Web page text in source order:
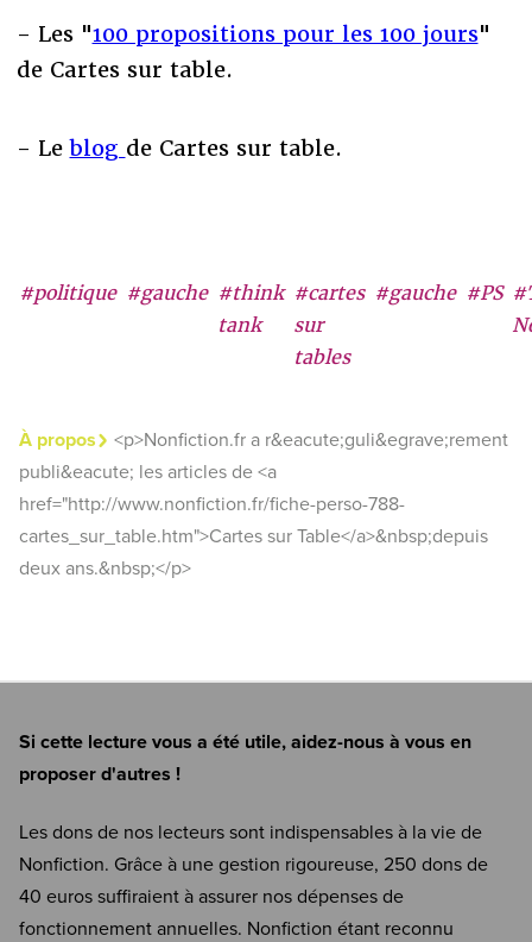
#politique #gauche #think
tank
#cartes
sur
tables
#gauche #PS
À propos
<p>Nonfiction.fr a r&eacute;guli&egrave;rement
publi&eacute; les articles de <a
href="http://www.nonfiction.fr/fiche-perso-788-
cartes_sur_table.htm">Cartes sur Table</a>&nbsp;depuis
deux ans.&nbsp;</p>
- Les "100 propositions pour les 100 jours"
de Cartes sur table.
- Leblog de Cartes sur table.
Si cette lecture vous a été utile, aidez-nous à vous en
proposer d'autres !
Les dons de nos lecteurs sont indispensables à la vie de
Nonfiction. Grâce à une gestion rigoureuse, 250 dons de
40 euros suffiraient à assurer nos dépenses de
fonctionnement annuelles. Nonfiction étant reconnu